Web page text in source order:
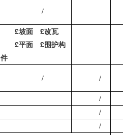
/
£坡面 £改瓦
£平面 £围护构
件
/ /
/
/
/